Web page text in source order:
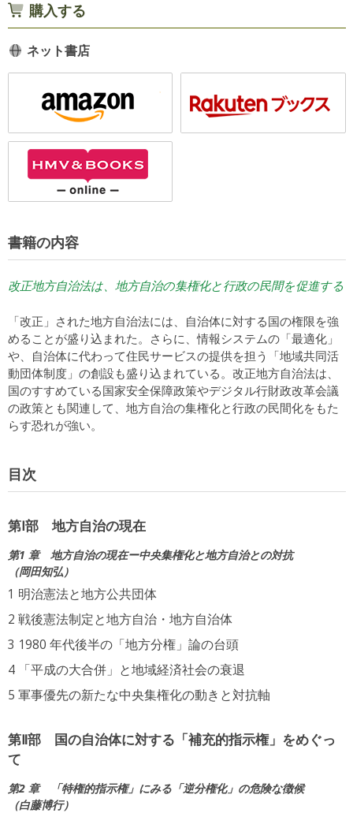
購入する
ネット書店
書籍の内容
改正地方自治法は、地方自治の集権化と行政の民間を促進する
「改正」された地方自治法には、自治体に対する国の権限を強
めることが盛り込まれた。さらに、情報システムの「最適化」
や、自治体に代わって住民サービスの提供を担う「地域共同活
動団体制度」の創設も盛り込まれている。改正地方自治法は、
国のすすめている国家安全保障政策やデジタル行財政改革会議
の政策とも関連して、地方自治の集権化と行政の民間化をもた
らす恐れが強い。
目次
第Ⅰ部 地方自治の現在
第1 章 地方自治の現在ー中央集権化と地方自治との対抗
岡田知弘
明治憲法と地方公共団体
戦後憲法制定と地方自治・地方自治体
1980 年代後半の「地方分権」論の台頭
「平成の大合併」と地域経済社会の衰退
軍事優先の新たな中央集権化の動きと対抗軸
第Ⅱ部 国の自治体に対する「補充的指示権」をめぐっ
て
第2 章 「特権的指示権」にみる「逆分権化」の危険な徴候
白藤博行